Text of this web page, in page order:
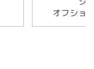
オフショ